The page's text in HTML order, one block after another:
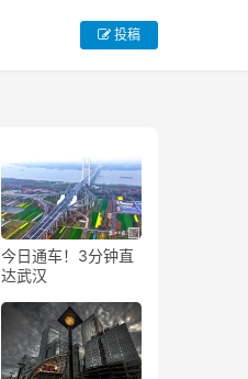
投稿
今日通车！3分钟直
达武汉